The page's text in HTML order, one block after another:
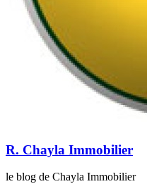
R. Chayla Immobilier
le blog de Chayla Immobilier